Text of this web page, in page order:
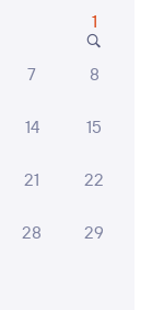
1
7 8
14 15
21 22
28 29